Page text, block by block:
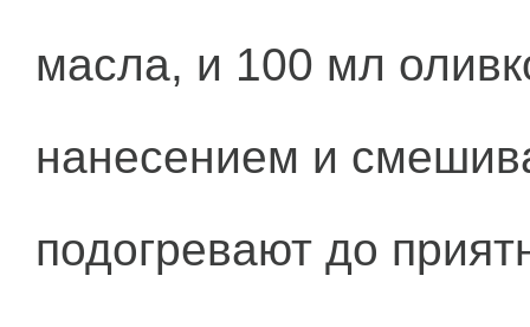
масла, и 100 мл
нанесением и
подогревают до